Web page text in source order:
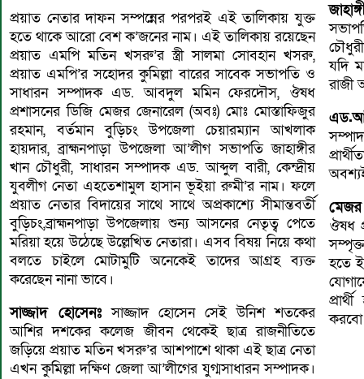
প্রয়াত নেতার দাফন সম্পন্নের পরপরই এই তালিকায় যুক্ত
হতে থাকে আরো বেশ ক’জনের নাম। এই তালিকায় রয়েছেন
প্রয়াত এমপি মতিন খসরু’র স্ত্রী সালমা সোবহান খসরু,
প্রয়াত এমপি’র সহোদর কুমিল্লা বারের সাবেক সভাপতি ও
সাধারন সম্পাদক এড. আবদুল মমিন ফেরদৌস, ঔষধ
প্রশাসনের ডিজি মেজর জেনারেল (অবঃ) মোঃ মোস্তাফিজুর
রহমান, বর্তমান বুড়িচং উপজেলা চেয়ারম্যান আখলাক
হায়দার, ব্রাহ্মনপাড়া উপজেলা আ’লীগ সভাপতি জাহাঙ্গীর
খান চৌধুরী, সাধারন সম্পাদক এড. আব্দুল বারী, কেন্দ্রীয়
যুবলীগ নেতা এহতেশামুল হাসান ভূইয়া রুমী’র নাম। ফলে
প্রয়াত নেতার বিদায়ের সাথে সাথে অপ্রকাশ্যে সীমান্তবর্তী
বুড়িচং,ব্রাহ্মনপাড়া উপজেলায় শুন্য আসনের নেতৃত্ব পেতে
মরিয়া হয়ে উঠেছে উল্লেখিত নেতারা। এসব বিষয় নিয়ে কথা
বলতে চাইলে মোটামুটি অনেকেই তাদের আগ্রহ ব্যক্ত
করেছেন নানা ভাবে।
সাজ্জাদ হোসেনঃসাজ্জাদ হোসেন সেই উনিশ শতকের
আশির দশকের কলেজ জীবন থেকেই ছাত্র রাজনীতিতে
জড়িয়ে প্রয়াত মতিন খসরু’র আশপাশে থাকা এই ছাত্র নেতা
এখন কুমিল্লা দক্ষিণ জেলা আ’লীগের যুগ্মসাধারন সম্পাদক।
যদি
রাজী
ঔষধ
হতে ইচ্ছুক এই সাবেক